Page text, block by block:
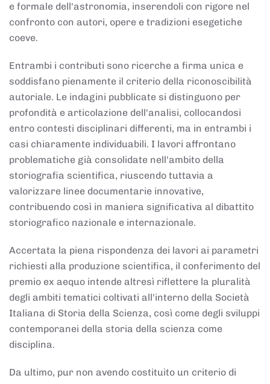
e formale dell'astronomia, inserendoli con rigore nel
confronto con autori, opere e tradizioni esegetiche
coeve.
Entrambi i contributi sono ricerche a firma unica e
soddisfano pienamente il criterio della riconoscibilità
autoriale. Le indagini pubblicate si distinguono per
profondità e articolazione dell'analisi, collocandosi
entro contesti disciplinari differenti, ma in entrambi i
casi chiaramente individuabili. I lavori affrontano
problematiche già consolidate nell'ambito della
storiografia scientifica, riuscendo tuttavia a
valorizzare linee documentarie innovative,
contribuendo così in maniera significativa al dibattito
storiografico nazionale e internazionale.
Accertata la piena rispondenza dei lavori ai parametri
richiesti alla produzione scientifica, il conferimento del
premio ex aequo intende altresì riflettere la pluralità
degli ambiti tematici coltivati all'interno della Società
Italiana di Storia della Scienza, così come degli sviluppi
contemporanei della storia della scienza come
disciplina.
Da ultimo, pur non avendo costituito un criterio di